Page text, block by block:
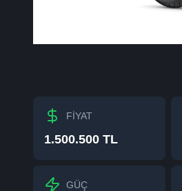
FİYAT
1.500.500 TL
GÜÇ